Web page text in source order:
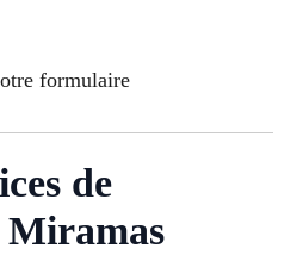
formulaire
de